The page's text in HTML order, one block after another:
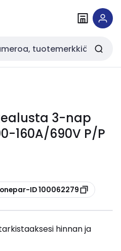
3-nap
160A/690V P/P
ID 100062279
hinnan ja